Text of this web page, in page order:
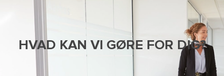
HVAD KAN VI GØRE FOR DIG?